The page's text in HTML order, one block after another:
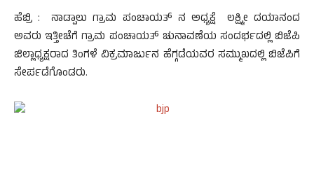
ಹೆಬ್ರಿ : ನಾಡ್ಪಾಲು ಗ್ರಾಮ ಪಂಚಾಯತ್ ನ ಅಧ್ಯಕ್ಷೆ ಲಕ್ಷ್ಮೀ ದಯಾನಂದ
ಅವರು ಇತ್ತೀಚೆಗೆ ಗ್ರಾಮ ಪಂಚಾಯತ್ ಚುನಾವಣೆಯ ಸಂದರ್ಭದಲ್ಲಿ ಬಿಜೆಪಿ
ಜಿಲ್ಲಾಧ್ಯಕ್ಷರಾದ ತಿಂಗಳೆ ವಿಕ್ರಮಾರ್ಜುನ ಹೆಗ್ಗಡೆಯವರ ಸಮ್ಮುಖದಲ್ಲಿ ಬಿಜೆಪಿಗೆ
ಸೇರ್ಪಡೆಗೊಂಡರು.